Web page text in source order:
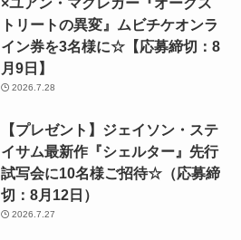
トリートの異変』ムビチケオンラ
イン券を3名様に☆【応募締切：8
月9日】
2026.7.28
【プレゼント】ジェイソン・ステ
イサム最新作『シェルター』先行
試写会に10名様ご招待☆（応募締
切：8月12日）
2026.7.27